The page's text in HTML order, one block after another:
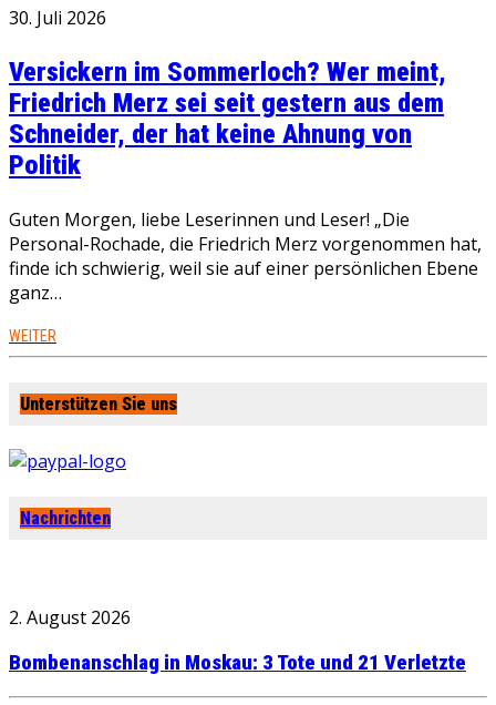
30. Juli 2026
Versickern im Sommerloch? Wer meint,
Friedrich Merz sei seit gestern aus dem
Schneider, der hat keine Ahnung von
Politik
Guten Morgen, liebe Leserinnen und Leser! „Die
Personal-Rochade, die Friedrich Merz vorgenommen hat,
finde ich schwierig, weil sie auf einer persönlichen Ebene
ganz…
WEITER
Unterstützen Sie uns
Nachrichten
2. August 2026
Bombenanschlag in Moskau: 3 Tote und 21 Verletzte